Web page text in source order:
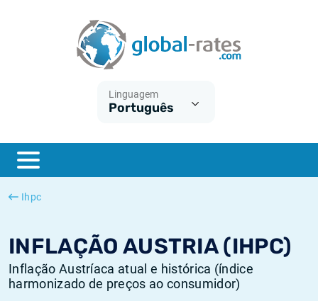
Linguagem
Português
Ihpc
INFLAÇÃO AUSTRIA (IHPC)
Inflação Austríaca atual e histórica (índice
harmonizado de preços ao consumidor)
ESTER
SONIA
O que é a inflação do IPC?
O que é a inflação do IHPC?
Inflação Estados Unidos
Inflação Europa
Taxas Euribor históricas
Taxas ESTER históricas
Taxas SONIA históricas
Taxas TONAR históricas
Calculadora de inflação